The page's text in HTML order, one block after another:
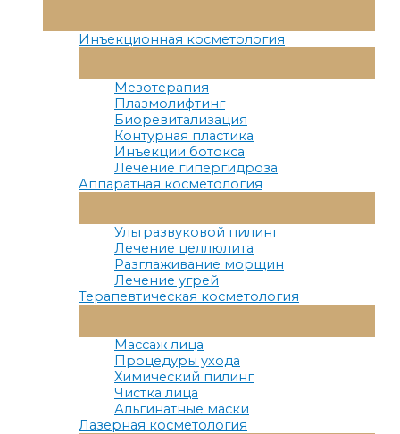
Меню
Инъекционная косметология
Меню
Мезотерапия
Плазмолифтинг
Биоревитализация
Контурная пластика
Инъекции ботокса
Лечение гипергидроза
Аппаратная косметология
Меню
Ультразвуковой пилинг
Лечение целлюлита
Разглаживание морщин
Лечение угрей
Терапевтическая косметология
Меню
Массаж лица
Процедуры ухода
Химический пилинг
Чистка лица
Альгинатные маски
Лазерная косметология